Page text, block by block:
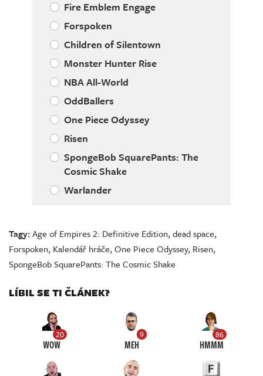
Fire Emblem Engage
Forspoken
Children of Silentown
Monster Hunter Rise
NBA All-World
OddBallers
One Piece Odyssey
Risen
SpongeBob SquarePants: The
Cosmic Shake
Warlander
Tagy:Age of Empires 2: Definitive Edition,dead space,
Forspoken, Kalendář hráče,One Piece Odyssey, Risen,
SpongeBob SquarePants: The Cosmic Shake
LÍBIL SE TI ČLÁNEK?
20
WOW
9
MEH
86
HMMM